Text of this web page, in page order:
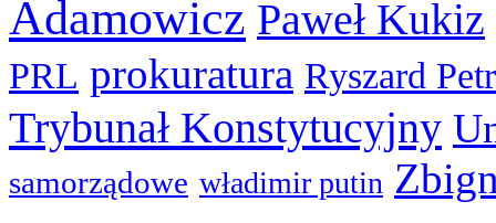
Adamowicz Paweł Kukiz
PRL prokuratura Ryszard
Trybunał Konstytucyjny
samorządowe władimir putin